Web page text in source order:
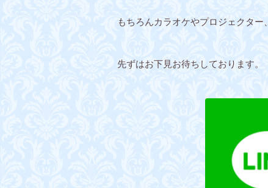
もちろんカラオケやプロジェクター
先ずはお下見お待ちしております。